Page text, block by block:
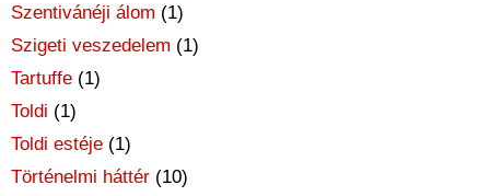
Szentivánéji álom (1)
Szigeti veszedelem (1)
Tartuffe (1)
Toldi (1)
Toldi estéje (1)
Történelmi háttér (10)